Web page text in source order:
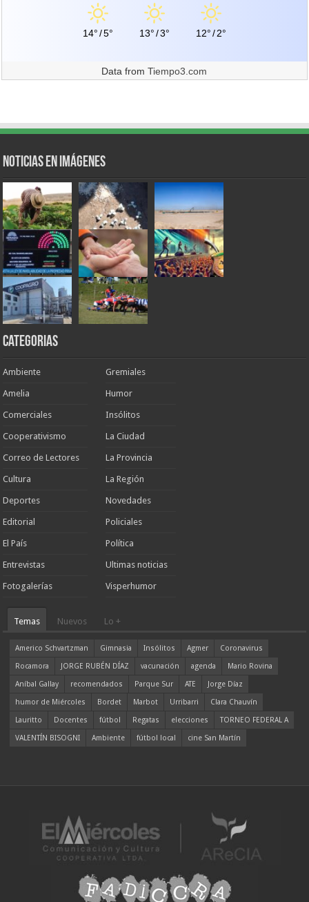
14°/5° 13°/3° 12°/2°
Data fromTiempo3.com
Noticias en Imágenes
Categorias
Ambiente
Amelia
Comerciales
Cooperativismo
Correo de Lectores
Cultura
Deportes
Editorial
El País
Entrevistas
Fotogalerías
Gremiales
Humor
Insólitos
La Ciudad
La Provincia
La Región
Novedades
Policiales
Política
Ultimas noticias
Visperhumor
Temas Nuevos Lo +
Americo Schvartzman Gimnasia Insólitos Agmer
Coronavirus
Rocamora
JORGE RUBÉN DÍAZ vacunación agenda
Mario Rovina
Aníbal Gallay
recomendados Parque Sur ATE
Jorge Díaz
humor de Miércoles
Bordet Marbot Urribarri
Clara Chauvín
Lauritto
Docentes fútbol Regatas elecciones
TORNEO FEDERAL A
VALENTÍN BISOGNI
Ambiente fútbol local cine San Martín